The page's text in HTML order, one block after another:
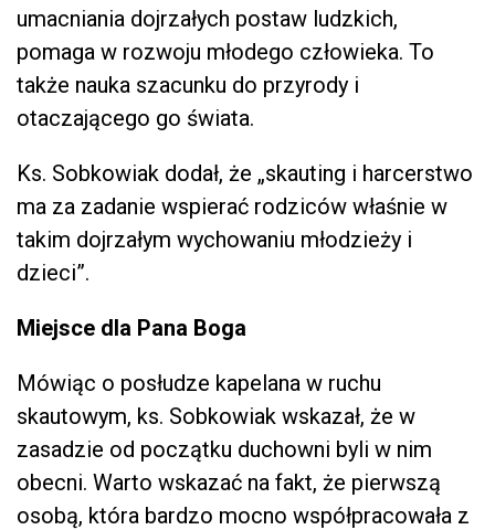
umacniania dojrzałych postaw ludzkich,
pomaga w rozwoju młodego człowieka. To
także nauka szacunku do przyrody i
otaczającego go świata.
Ks. Sobkowiak dodał, że „skauting i harcerstwo
ma za zadanie wspierać rodziców właśnie w
takim dojrzałym wychowaniu młodzieży i
dzieci”.
Miejsce dla Pana Boga
Mówiąc o posłudze kapelana w ruchu
skautowym, ks. Sobkowiak wskazał, że w
zasadzie od początku duchowni byli w nim
obecni. Warto wskazać na fakt, że pierwszą
osobą, która bardzo mocno współpracowała z